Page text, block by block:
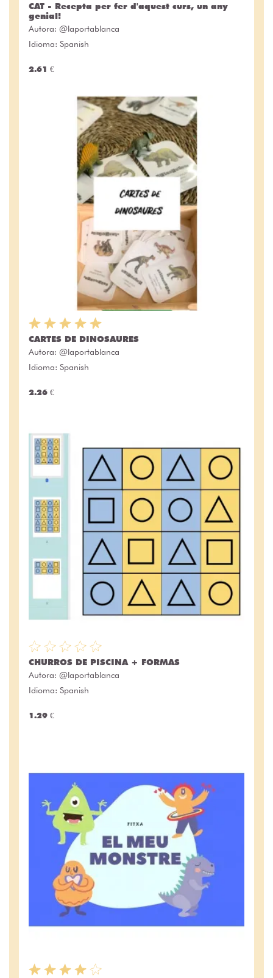
CAT - Recepta per fer d'aquest curs, un any
genial!
Autora: @laportablanca
Idioma: Spanish
2.61 €
CARTES DE DINOSAURES
Autora: @laportablanca
Idioma: Spanish
2.26 €
CHURROS DE PISCINA + FORMAS
Autora: @laportablanca
Idioma: Spanish
1.29 €